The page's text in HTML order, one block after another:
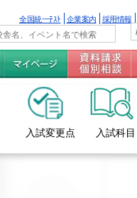
全国統一ﾃｽﾄ 企業案内 採用情報
入試変更点 入試科目